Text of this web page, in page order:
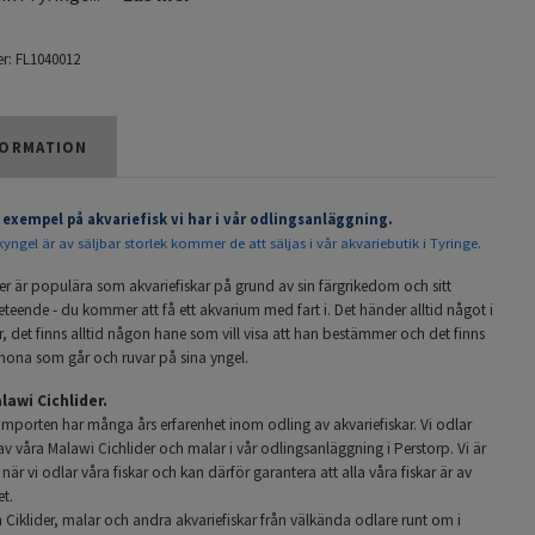
FL1040012
på akvariefisk vi har i vår odlingsanläggning.
är av säljbar storlek kommer de att säljas i vår akvariebutik i Tyringe.
är populära som akvariefiskar på grund av sin färgrikedom och sitt
- du kommer att få ett akvarium med fart i. Det händer alltid något i
det finns alltid någon hane som vill visa att han bestämmer och det finns
som går och ruvar på sina yngel.
Cichlider.
har många års erfarenhet inom odling av akvariefiskar. Vi odlar
våra Malawi Cichlider och malar i vår odlingsanläggning i Perstorp. Vi är
vi odlar våra fiskar och kan därför garantera att alla våra fiskar är av
Ciklider, malar och andra akvariefiskar från välkända odlare runt om i